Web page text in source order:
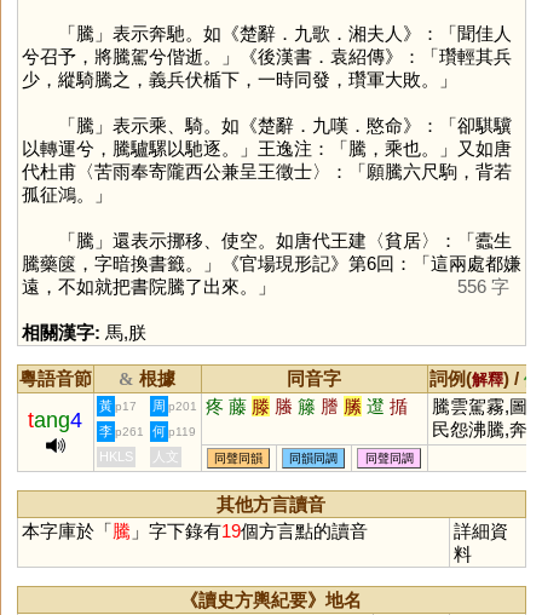
「騰 」表示奔馳。如《楚辭．九歌．湘夫人》：「聞佳人
兮召予，將騰駕兮偕逝。」《後漢書．袁紹傳》：「瓚輕其兵
少，縱騎騰之，義兵伏楯下，一時同發，瓚軍大敗。」
「騰 」表示乘、騎。如《楚辭．九嘆．愍命》：「卻騏驥
以轉運兮，騰驢騾以馳逐。」王逸注：「騰，乘也。」又如唐
代杜甫〈苦雨奉寄隴西公兼呈王徵士〉：「願騰六尺駒，背若
孤征鴻。」
「騰 」還表示挪移、使空。如唐代王建〈貧居〉：「蠹生
騰藥篋，字暗換書籤。」《官場現形記》第6回：「這兩處都嫌
遠，不如就把書院騰了出來。」
556 字
相關漢字: 馬,朕
粵語音節 & 根據 同音字 詞例(解釋) /
tang4
黃 p17 周 p201 疼 藤 滕 螣 籐 謄 縢 邆 揗
騰雲駕霧,圖
民怨沸騰,奔
翻騰,折騰,騰
挪,騰空,飛黃
達
李 p261 何 p119
HKLS 人文 同聲同韻 同韻同調 同聲同調
其他方言讀音
本字庫於「騰 」字下錄有19個方言點的讀音
詳細資
料
《讀史方輿紀要》地名